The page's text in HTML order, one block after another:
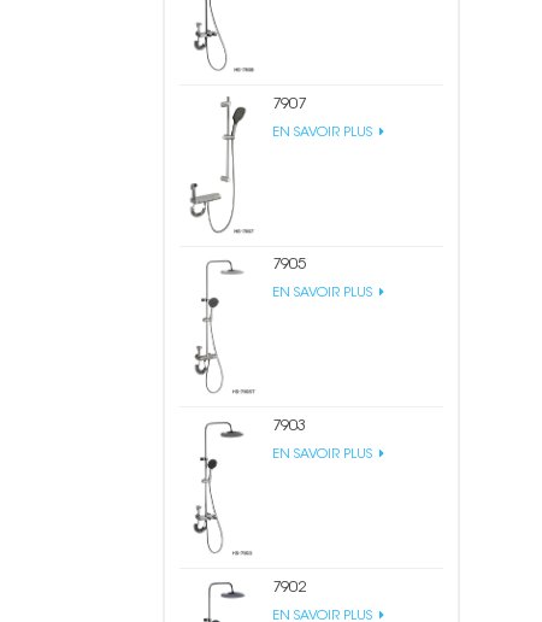
7907
EN SAVOIR PLUS
7905
EN SAVOIR PLUS
7903
EN SAVOIR PLUS
7902
EN SAVOIR PLUS